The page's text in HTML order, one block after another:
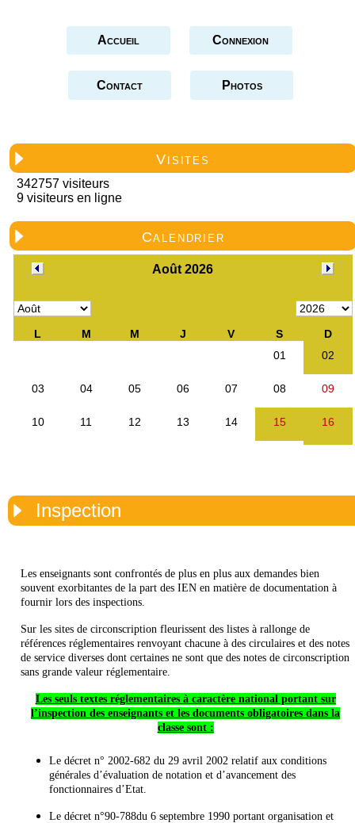
Accueil Connexion
Contact Photos
Visites
342757 visiteurs
9 visiteurs en ligne
Calendrier
Inspection
Les enseignants sont confrontés de plus en plus aux demandes bien
souvent exorbitantes de la part des IEN en matière de documentation à
fournir lors des inspections.
Sur les sites de circonscription fleurissent des listes à rallonge de
références réglementaires renvoyant chacune à des circulaires et des notes
de service diverses dont certaines ne sont que des notes de circonscription
sans grande valeur réglementaire.
Les seuls textes réglementaires à caractère national portant sur
l’inspection des enseignants et les documents obligatoires dans la
classe sont :
Le décret n° 2002-682 du 29 avril 2002 relatif aux conditions
générales d’évaluation de notation et d’avancement des
fonctionnaires d’Etat.
Le décret n°90-788du 6 septembre 1990 portant organisation et